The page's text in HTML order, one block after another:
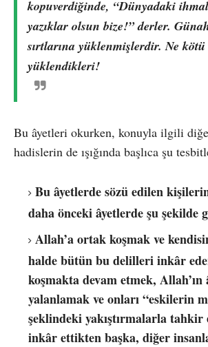
kopuverdiğinde, “Dünyadaki
yazıklar olsun bize!” derler.
sırtlarına yüklenmişlerdir. Ne
yüklendikleri!
Bu âyetleri okurken, konuyla ilgili
hadislerin de ışığında başlıca şu
Bu âyetlerde sözü edilen
daha önceki âyetlerde şu şekilde
Allah’a ortak koşmak ve
halde bütün bu delilleri inkâr
koşmakta devam etmek,
yalanlamak ve onları “eskilerin
şeklindeki yakıştırmalarla
inkâr ettikten başka, diğer